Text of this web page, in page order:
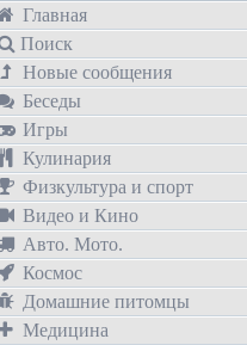
Главная
Поиск
Новые сообщения
Беседы
Игры
Кулинария
Физкультура и спорт
Видео и Кино
Авто. Мото.
Космос
Домашние питомцы
Медицина